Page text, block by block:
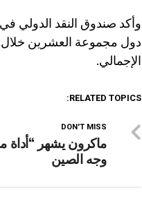
وأكد صندوق النقد الدولي
الإجمالي.
RELATED TOPICS:
DON'T MISS
ماكرون يشهر “أداة
وجه الصين